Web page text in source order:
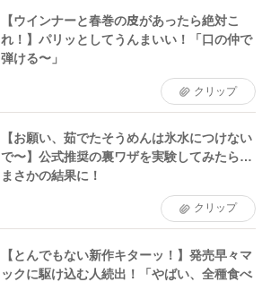
【ウインナーと春巻の皮があったら絶対こ
れ！】パリッとしてうんまいい！「口の仲で
弾ける〜」
クリップ
【お願い、茹でたそうめんは氷水につけない
で〜】公式推奨の裏ワザを実験してみたら…
まさかの結果に！
クリップ
【とんでもない新作キターッ！】発売早々マ
ックに駆け込む人続出！「やばい、全種食べ